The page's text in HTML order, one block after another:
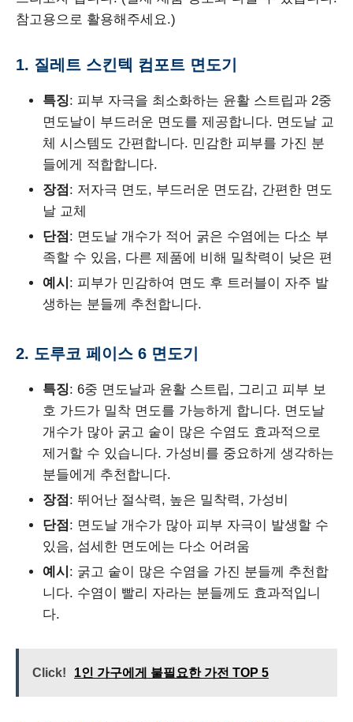
참고용으로 활용해주세요.)
1. 질레트 스킨텍 컴포트 면도기
특징: 피부 자극을 최소화하는 윤활 스트립과 2중
면도날이 부드러운 면도를 제공합니다. 면도날 교
체 시스템도 간편합니다. 민감한 피부를 가진 분
들에게 적합합니다.
장점 : 저자극 면도, 부드러운 면도감, 간편한 면도
날 교체
단점 : 면도날 개수가 적어 굵은 수염에는 다소 부
족할 수 있음, 다른 제품에 비해 밀착력이 낮은 편
예시 : 피부가 민감하여 면도 후 트러블이 자주 발
생하는 분들께 추천합니다.
2. 도루코 페이스 6 면도기
특징: 6중 면도날과 윤활 스트립, 그리고 피부 보
호 가드가 밀착 면도를 가능하게 합니다. 면도날
개수가 많아 굵고 숱이 많은 수염도 효과적으로
제거할 수 있습니다. 가성비를 중요하게 생각하는
분들에게 추천합니다.
장점 : 뛰어난 절삭력, 높은 밀착력, 가성비
단점 : 면도날 개수가 많아 피부 자극이 발생할 수
있음, 섬세한 면도에는 다소 어려움
예시 : 굵고 숱이 많은 수염을 가진 분들께 추천합
니다. 수염이 빨리 자라는 분들께도 효과적입니
다.
Click! 1인 가구에게 불필요한 가전 TOP 5